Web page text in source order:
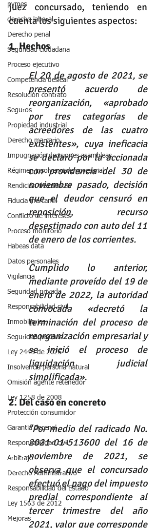
pymes
derecho laboral
Derecho penal
Seguridad ciudadana
Proceso ejecutivo
Competencia desleal
Resolución contrato
Seguros
Propiedad industrial
Derecho marcario
Impugnación decisiones asambleas
Régimen insolvencia empresarial
Rendición de cuentas
Fiducia mercantil
Conflicto de intereses
Proceso monitorio
Habeas data
Datos personales
Vigilancia
Seguridad privada
Responsabilidad civil
Inmobiliarias
Seguridad piscinas
Ley 2445 de 2025
Insolvencia persona natural
Omisión agente retenedor
Ley 1258 de 2008
Protección consumidor
Garantia decenal
Responsabilidad civil
Arbitraje
Derecho Administrativo
Responsabilidad del Estado
Ley 1563 de 2012
Mejoras
juez concursado, teniendo en
cuenta los siguientes aspectos:
1. Hechos
El 20 de agosto de 2021, se
presentó acuerdo de
reorganización, «aprobado
por tres categorías de
acreedores de las cuatro
existentes», cuya ineficacia
se declaró por la accionada
con providencia del 30 de
noviembre pasado, decisión
que el deudor censuró en
reposición, recurso
desestimado con auto del 11
de enero de los corrientes.
Cumplido lo anterior,
mediante proveído del 19 de
enero de 2022, la autoridad
convocada «decretó la
terminación del proceso de
reorganización empresarial y
se inició el proceso de
liquidación judicial
simplificada».
2. Del caso en concreto
"Por medio del radicado No.
2021-01-513600 del 16 de
noviembre de 2021, se
observa que el concursado
efectuó el pago del impuesto
predial correspondiente al
tercer trimestre del año
2021, valor que corresponde